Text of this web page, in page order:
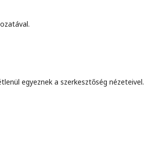
egyeznek a szerkesztőség nézeteivel.